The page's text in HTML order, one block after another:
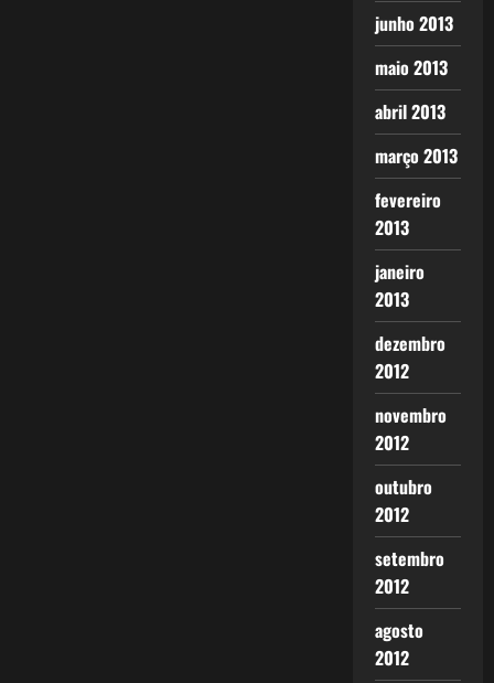
junho 2013
maio 2013
abril 2013
março 2013
fevereiro
2013
janeiro
2013
dezembro
2012
novembro
2012
outubro
2012
setembro
2012
agosto
2012